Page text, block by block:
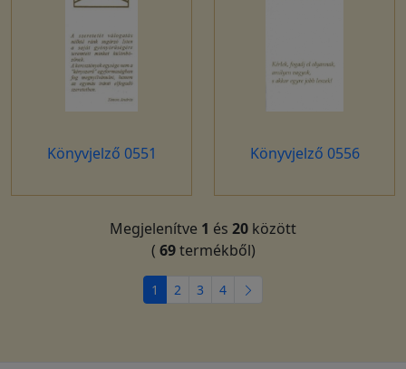
Könyvjelző 0551 Könyvjelző 0556
Megjelenítve 1 és 20 között
( 69termékből)
1 2 3 4